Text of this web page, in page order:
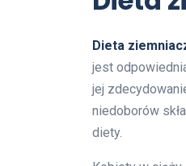
Dieta
jest
jej
niedoborów
diety.